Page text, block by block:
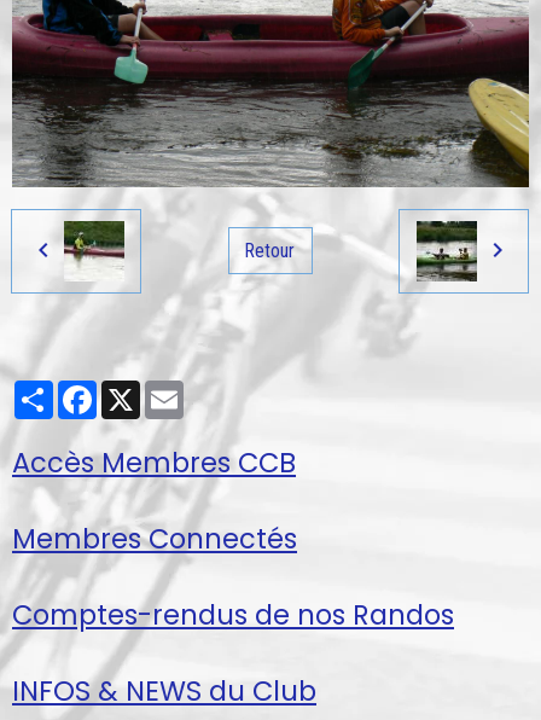
Retour
PartagerFacebook
X Email
Accès Membres CCB
Membres Connectés
Comptes-rendus de nos Randos
INFOS & NEWS du Club